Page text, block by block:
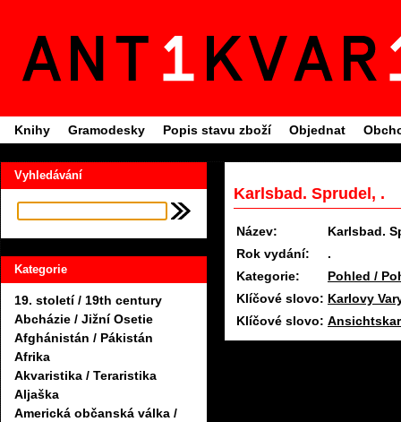
Knihy Gramodesky Popis stavu zboží Objednat
Vyhledávání
Kategorie
19. století / 19th century
Abcházie / Jižní Osetie
Afghánistán / Pákistán
Afrika
Akvaristika / Teraristika
Aljaška
Americká občanská válka /
Karlsbad. Sprudel, .
Název:
Karlsbad.
Rok vydání:
.
Kategorie:
Pohled /
Klíčové slovo:
Klíčové slovo: